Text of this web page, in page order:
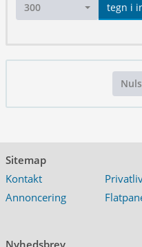
300 tegn i
Sitemap
Kontakt
Annoncering
Nyhedsbrev